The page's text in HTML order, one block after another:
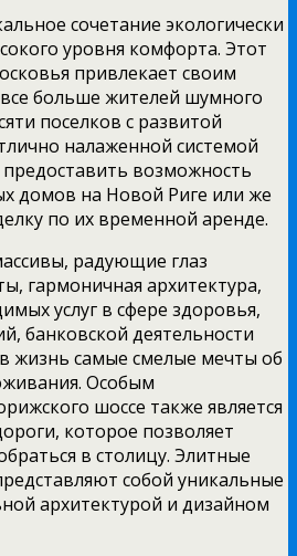
сочетание экологически
уровня комфорта. Этот
привлекает своим
больше жителей шумного
поселков с развитой
налаженной системой
возможность
домов на Новой Риге или же
по их временной аренде.
радующие глаз
гармоничная архитектура,
услуг в сфере здоровья,
банковской деятельности
жизнь самые смелые мечты об
Особым
шоссе также является
которое позволяет
в столицу. Элитные
собой уникальные
архитектурой и дизайном